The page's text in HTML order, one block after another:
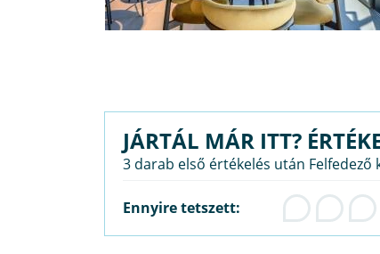
JÁRTÁL MÁR ITT?
3 darab első értékelés után
Ennyire tetszett: